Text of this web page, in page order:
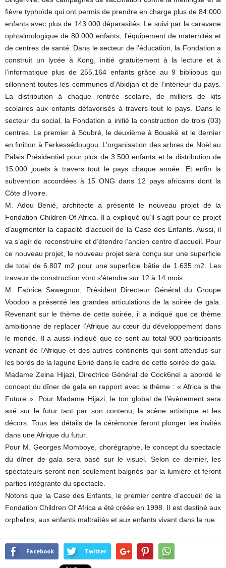
fièvre typhoïde qui ont permis de prendre en charge plus de 84.000
enfants avec plus de 143.000 déparasités. Le suivi par la caravane
ophtalmologique de 80.000 enfants, l’équipement de maternités et
de centres de santé. Dans le secteur de l’éducation, la Fondation a
construit un lycée à Kong, initié gratuitement à la lecture et à
l’informatique plus de 255.164 enfants grâce au 9 bibliobus qui
sillonnent toutes les communes d’Abidjan et de l’intérieur du pays.
La distribution à chaque rentrée scolaire, de milliers de kits
scolaires aux enfants défavorisés à travers tout le pays. Dans le
secteur du social, la Fondation a initié la construction de trois (03)
centres. Le premier à Soubré, le deuxième à Bouaké et le dernier
en finition à Ferkessédougou. L’organisation des arbres de Noël au
Palais Présidentiel pour plus de 3.500 enfants et la distribution de
15.000 jouets à travers tout le pays chaque année. Et enfin la
subvention accordées à 15 ONG dans 12 pays africains dont la
Côte d’Ivoire.
M. Adou Benié, architecte a présenté le nouveau projet de la
Fondation Children Of Africa. Il a expliqué qu’il s’agit pour ce projet
d’augmenter la capacité d’accueil de la Case des Enfants. Aussi, il
va s’agir de reconstruire et d’étendre l’ancien centre d’accueil. Pour
ce nouveau projet, le nouveau projet sera conçu sur une superficie
de total de 6.807 m2 pour une superficie bâtie de 1.635 m2. Les
travaux de construction vont s’étendre sur 12 à 14 mois.
M. Fabrice Sawegnon, Président Directeur Général du Groupe
Voodoo a présenté les grandes articulations de la soirée de gala.
Revenant sur le thème de cette soirée, il a indiqué que ce thème
ambitionne de replacer l’Afrique au cœur du développement dans
le monde. Il a aussi indiqué que ce sont au total 900 participants
venant de l’Afrique et des autres continents qui sont attendus sur
les bords de la lagune Ebrié dans le cadre de cette soirée de gala.
Madame Zeina Hijazi, Directrice Général de Cock6nel a abordé le
concept du dîner de gala en rapport avec le thème : « Africa is the
Future ». Pour Madame Hijazi, le ton global de l’évènement sera
axé sur le futur tant par son contenu, la scène artistique et les
décors. Tous les détails de la cérémonie feront plonger les invités
dans une Afrique du futur.
Pour M. Georges Momboye, chorégraphe, le concept du spectacle
du dîner de gala sera basé sur le visuel. Selon ce dernier, les
spectateurs seront non seulement baignés par la lumière et feront
parties intégrante du spectacle.
Notons que la Case des Enfants, le premier centre d’accueil de la
Fondation Children Of Africa a été créée en 1998. Il est destiné aux
orphelins, aux enfants maltraités et aux enfants vivant dans la rue.
Facebook Twitter